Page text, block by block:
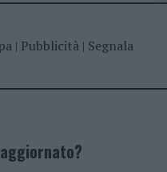
| Pubblicità| Segnala